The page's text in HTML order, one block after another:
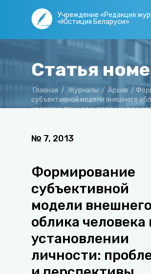
Учреждение «Редакция
«Юстиция Беларуси»
Статья
Главная / Журналы / Архив /
субъективной модели внешнего
человека при установлении
№ 7, 2013
Формирование
субъективной
модели внешнего
облика человека
установлении
личности: